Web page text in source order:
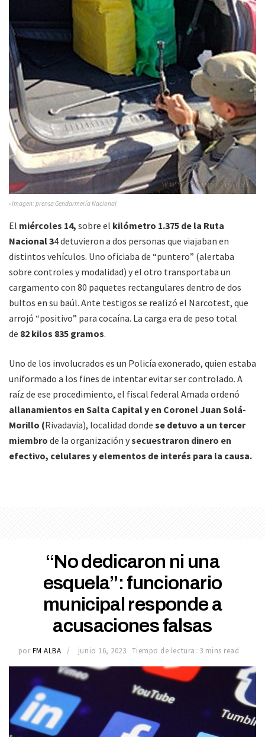
»Imagen: prensa Gendarmería Nacional
El miércoles 14, sobre el kilómetro 1.375 de la Ruta
Nacional 34 detuvieron a dos personas que viajaban en
distintos vehículos. Uno oficiaba de “puntero” (alertaba
sobre controles y modalidad) y el otro transportaba un
cargamento con 80 paquetes rectangulares dentro de dos
bultos en su baúl. Ante testigos se realizó el Narcotest, que
arrojó “positivo” para cocaína. La carga era de peso total
de 82 kilos 835 gramos.
Uno de los involucrados es un Policía exonerado, quien estaba
uniformado a los fines de intentar evitar ser controlado. A
raíz de ese procedimiento, el fiscal federal Amada ordenó
allanamientos en Salta Capital y en Coronel Juan Solá-
Morillo (Rivadavia), localidad donde se detuvo a un tercer
miembro de la organización ysecuestraron dinero en
efectivo, celulares y elementos de interés para la causa.
“No dedicaron ni una
esquela”: funcionario
municipal responde a
acusaciones falsas
por FM ALBA junio 16, 2023 Tiempo de lectura: 3 mins read